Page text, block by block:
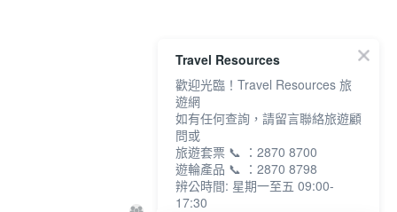
Travel Resources
歡迎光臨！Travel Resources 旅
遊網
如有任何查詢，請留言聯絡旅遊顧
問或
旅遊套票 📞 ：2870 8700
遊輪產品 📞 ：2870 8798
辨公時間: 星期一至五 09:00-
17:30